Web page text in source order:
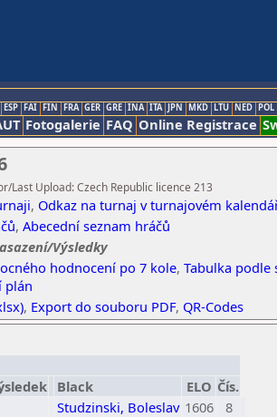
ESP FAI FIN FRA GER GRE INA ITA JPN MKD LTU NED POL
Fotogalerie FAQ Online Registrace
Last Upload: Czech Republic licence 213
, Odkaz na turnaj v turnajovém
, Abecední seznam hráčů
Výsledky
hodnocení po 7 kole, Tabulka podle
plán
, Export do souboru PDF, QR-Codes
Black ELO Čís.
Studzinski, Boleslav 1606
8